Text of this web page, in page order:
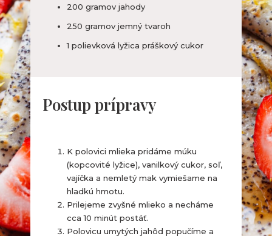
200 gramov jahody
250 gramov jemný tvaroh
1 polievková lyžica práškový cukor
Postup prípravy
K polovici mlieka pridáme múku
(kopcovité lyžice), vanilkový cukor, soľ,
vajíčka a nemletý mak vymiešame na
hladkú hmotu.
Prilejeme zvyšné mlieko a necháme
cca 10 minút postáť.
Polovicu umytých jahôd popučíme a